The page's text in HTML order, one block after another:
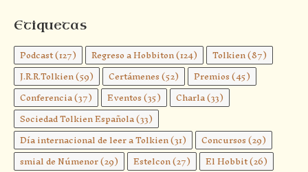
Etiquetas
Podcast(127) Regreso a Hobbiton(124) Tolkien(87)
J.R.R.Tolkien(59) Certámenes(52) Premios(45)
Conferencia(37) Eventos(35) Charla(33)
Sociedad Tolkien Española(33)
Día internacional de leer a Tolkien(31) Concursos(29)
smial de Númenor(29) Estelcon(27) El Hobbit(26)